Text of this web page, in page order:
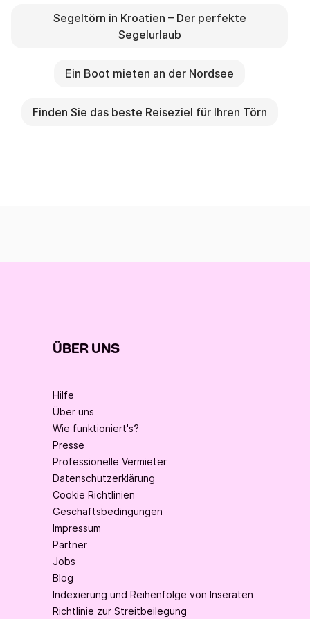
Segeltörn in Kroatien – Der perfekte
Segelurlaub
Ein Boot mieten an der Nordsee
Finden Sie das beste Reiseziel für Ihren Törn
ÜBER UNS
Hilfe
Über uns
Wie funktioniert's?
Presse
Professionelle Vermieter
Datenschutzerklärung
Cookie Richtlinien
Geschäftsbedingungen
Impressum
Partner
Jobs
Blog
Indexierung und Reihenfolge von Inseraten
Richtlinie zur Streitbeilegung